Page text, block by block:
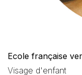
Ecole française
Visage d'enfant